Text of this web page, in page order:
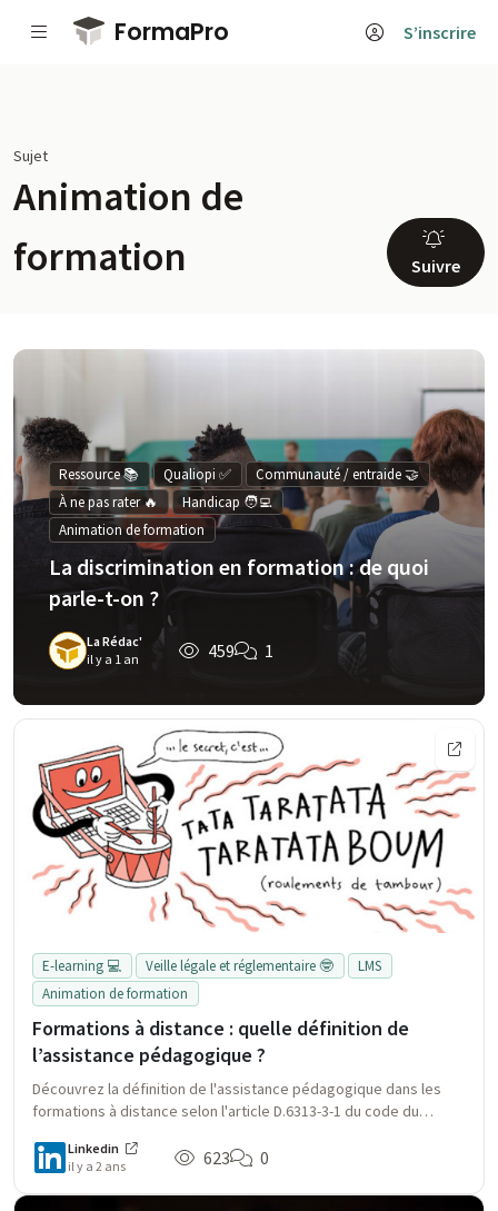
Passer au contenu principal
FormaPro S’inscrire
Sujet
Animation de
formation
Suivre
Ressource 📚 Qualiopi ✅
Communauté / entraide 🤝
À ne pas rater 🔥
Handicap 🧑‍💻
Animation de formation
La discrimination en formation : de quoi
parle-t-on ?
La Rédac'
il y a 1 an
459 1
E-learning 💻 Veille légale et réglementaire 🤓
LMS
Animation de formation
Formations à distance : quelle définition de
l’assistance pédagogique ?
Découvrez la définition de l'assistance pédagogique dans les
formations à distance selon l'article D.6313-3-1 du code du
de l’accompagnement humain pour passer les contrôles
réglementaires. Optimisez votre stratégie d'enseignement à
distance.
Linkedin
il y a 2 ans
623 0